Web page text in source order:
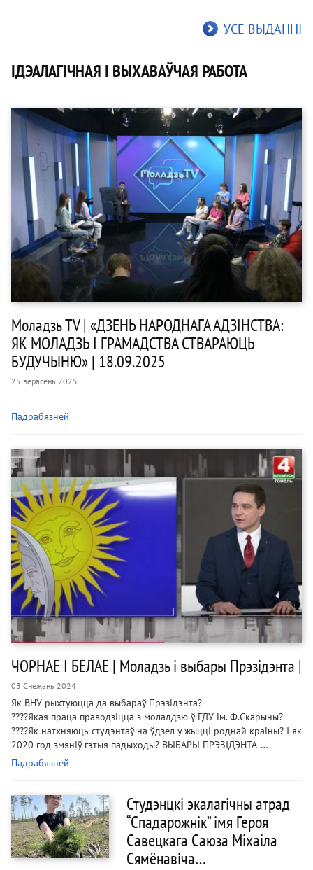
УСЕ ВЫДАННІ
ІДЭАЛАГІЧНАЯ І ВЫХАВАЎЧАЯ РАБОТА
Моладзь TV | «ДЗЕНЬ НАРОДНАГА АДЗІНСТВА:
ЯК МОЛАДЗЬ І ГРАМАДСТВА СТВАРАЮЦЬ
БУДУЧЫНЮ» | 18.09.2025
25 верасень 2025
Падрабязней
ЧОРНАЕ І БЕЛАЕ | Моладзь і выбары Прэзідэнта |
03 Снежань 2024
Як ВНУ рыхтуюцца да выбараў Прэзідэнта?
????Якая праца праводзіцца з моладдзю ў ГДУ ім. Ф.Скарыны?
????Як натхняюць студэнтаў на ўдзел у жыцці роднай краіны? І як
2020 год змяніў гэтыя падыходы? ВЫБАРЫ ПРЭЗІДЭНТА -…
Падрабязней
Студэнцкі экалагічны атрад
“Спадарожнік” імя Героя
Савецкага Саюза Міхаіла
Сямёнавіча…